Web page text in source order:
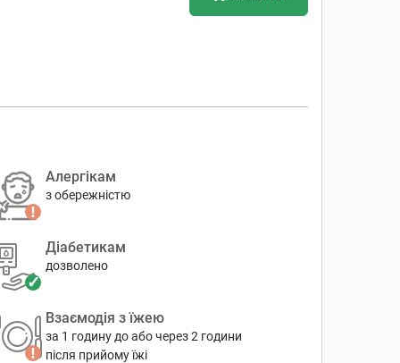
Алергікам
з обережністю
Діабетикам
дозволено
Взаємодія з їжею
за 1 годину до або через 2 години
після прийому їжі